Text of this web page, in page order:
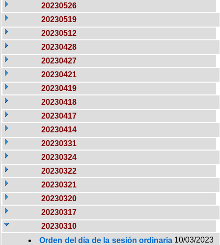
20230526
20230519
20230512
20230428
20230427
20230421
20230419
20230418
20230417
20230414
20230331
20230324
20230322
20230321
20230320
20230317
20230310
Orden del día de la sesión ordinaria 10/03/2023